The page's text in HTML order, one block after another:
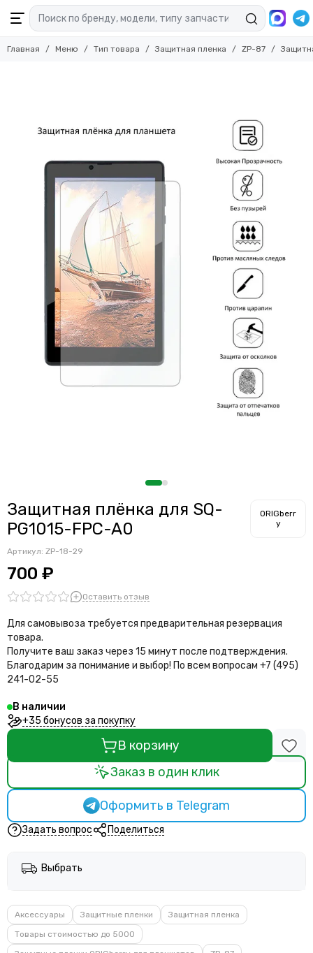
Главная Меню Тип товара Защитная пленка ZP-87
Защитная плёнка для SQ-
PG1015-FPC-A0
Артикул: ZP-18-29
700 ₽
ORIGberr
y
Оставить отзыв
Для самовывоза требуется предварительная резервация
товара.
Получите ваш заказ через 15 минут после подтверждения.
Благодарим за понимание и выбор! По всем вопросам +7 (495)
241-02-55
В наличии
+35 бонусов за покупку
В корзину
Заказ в один клик
Оформить в Telegram
Задать вопрос Поделиться
Выбрать
Аксессуары Защитные пленки
Защитная пленка
Товары стоимостью до 5000